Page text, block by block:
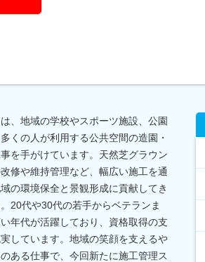
、地域の学校やスポーツ施設、公園
くの人が利用する公共空間の造園・
を手がけています。天然芝グラウン
改修や維持管理など、幅広い施工を通
の環境保全と景観形成に貢献してき
20代や30代の若手からベテランま
年代が活躍しており、資格取得の支
しています。地域の笑顔を支えるや
のある仕事で、今回新たに施工管理ス